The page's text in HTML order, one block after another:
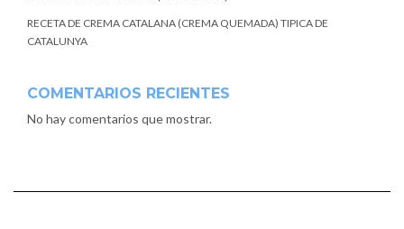
RECETA DE CREMA CATALANA (CREMA QUEMADA) TIPICA DE
CATALUNYA
COMENTARIOS RECIENTES
No hay comentarios que mostrar.